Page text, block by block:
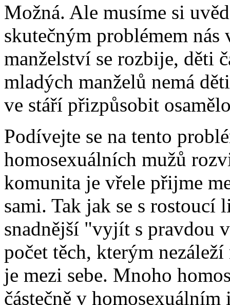
Možná. Ale musíme si
skutečným problémem nás
manželství se rozbije, děti
mladých manželů nemá
ve stáří přizpůsobit
Podívejte se na tento
homosexuálních mužů
komunita je vřele přijme
sami. Tak jak se s rostoucí
snadnější "vyjít s pravdou
počet těch, kterým
je mezi sebe. Mnoho
částečně v